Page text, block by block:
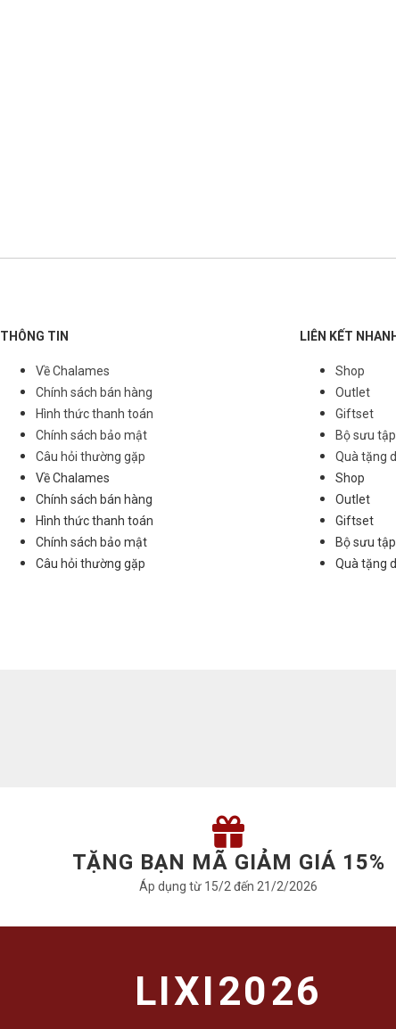
THÔNG TIN
Về Chalames
Chính sách bán hàng
Hình thức thanh toán
Chính sách bảo mật
Câu hỏi thường gặp
Về Chalames
Chính sách bán hàng
Hình thức thanh toán
Chính sách bảo mật
Câu hỏi thường gặp
LIÊN KẾT NHANH
Shop
Outlet
Giftset
Bộ sưu tập
Quà tặng
Shop
Outlet
Giftset
Bộ sưu tập
Quà tặng
TẶNG BẠN MÃ GIẢM GIÁ 15%
Áp dụng từ 15/2 đến 21/2/2026
LIXI2026